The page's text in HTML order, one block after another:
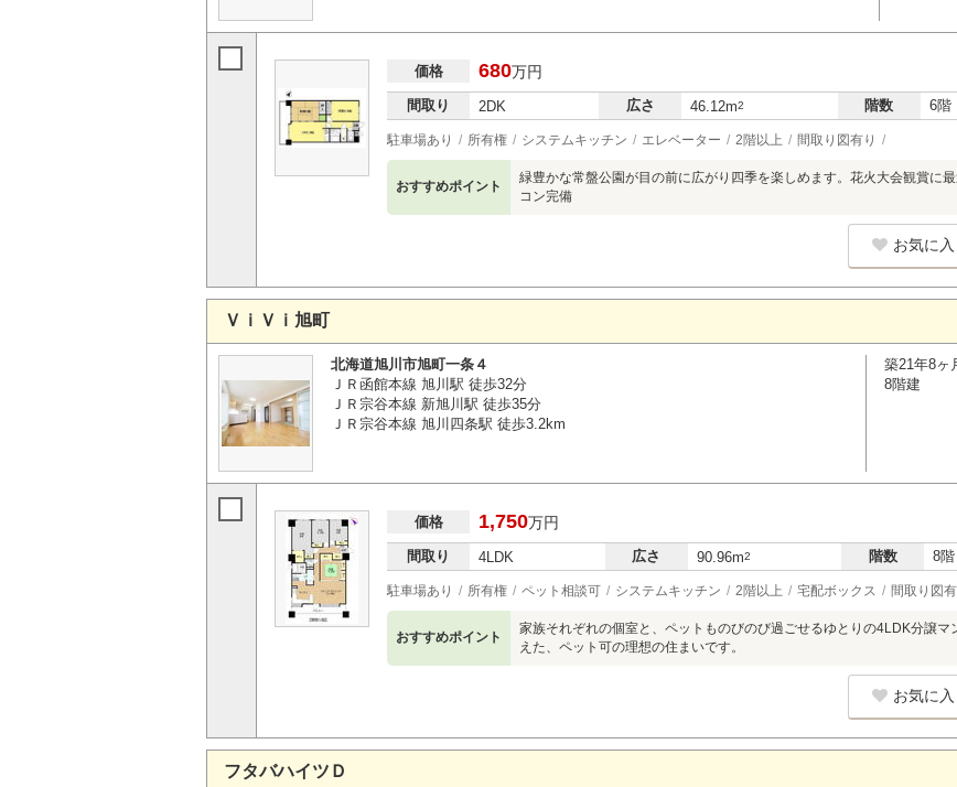
価格 680万円
間取り 2DK 広さ 46.12m2 階数 6階
駐車場あり 所有権 システムキッチン エレベーター 2階以上 間取り図有り
おすすめポイント
緑豊かな常盤公園が目の前に広がり四季を楽しめます。花火大会観賞に
コン完備
お気に
ＶｉＶｉ旭町
北海道旭川市旭町一条４
ＪＲ函館本線 旭川駅 徒歩32分
ＪＲ宗谷本線 新旭川駅 徒歩35分
ＪＲ宗谷本線 旭川四条駅 徒歩3.2km
築21年8ヶ
8階建
価格 1,750万円
間取り 4LDK 広さ 90.96m2 階数 8階
駐車場あり 所有権 ペット相談可 システムキッチン 2階以上 宅配ボックス 間取り図有
おすすめポイント
家族それぞれの個室と、ペットものびのび過ごせるゆとりの4LDK分譲
えた、ペット可の理想の住まいです。
お気に
フタバハイツＤ